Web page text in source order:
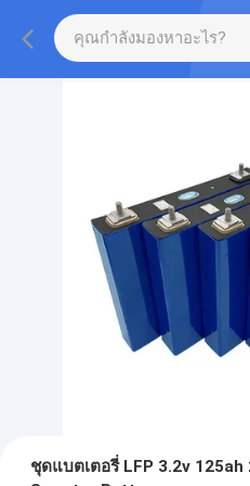
ชุดแบตเตอรี่ LFP 3.2v 125ah